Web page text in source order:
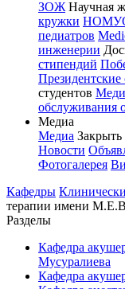
ЗОЖ Научная
кружки
педиатров
инженерии
стипендий
студентов
обслуживания
Медиа
Медиа Закрыть
Новости
Фотогалерея
Кафедры
терапии имени
Разделы
Кафедра
Мусуралиева
Кафедра